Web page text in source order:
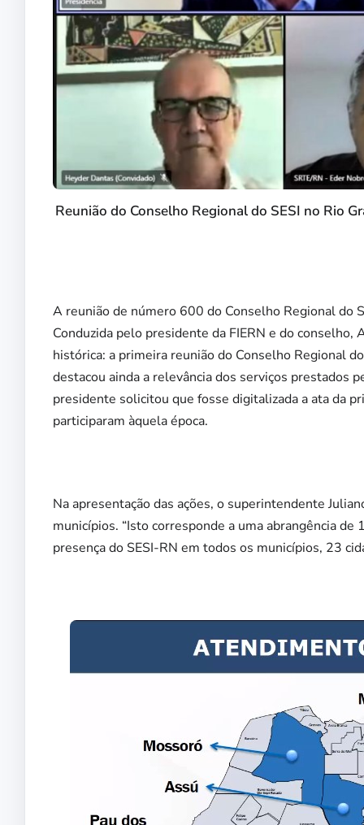
Reunião do Conselho Regional do SESI no Rio
A reunião de número 600 do Conselho Regional do
Conduzida pelo presidente da FIERN e do
histórica: a primeira reunião do Conselho Regional
destacou ainda a relevância dos serviços prestados
presidente solicitou que fosse digitalizada a ata da
participaram àquela época.
Na apresentação das ações, o superintendente
municípios. “Isto corresponde a uma abrangência
presença do SESI-RN em todos os municípios, 23